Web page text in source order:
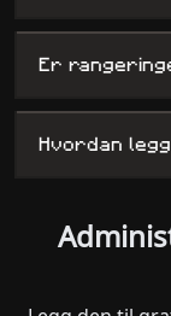
Er
Hvordan